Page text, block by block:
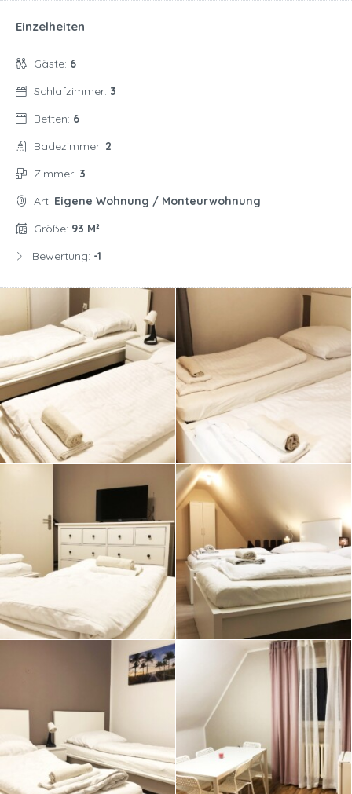
Einzelheiten
Gäste: 6
Schlafzimmer: 3
Betten: 6
Badezimmer: 2
Zimmer: 3
Art: Eigene Wohnung / Monteurwohnung
Größe: 93 M²
Bewertung: -1